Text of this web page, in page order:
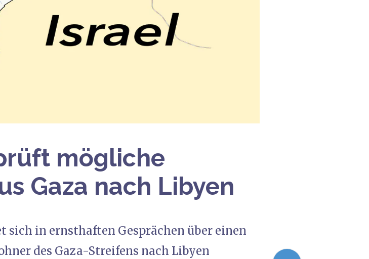
mögliche
Gaza nach Libyen
sich in ernsthaften Gesprächen über einen
des Gaza-Streifens nach Libyen